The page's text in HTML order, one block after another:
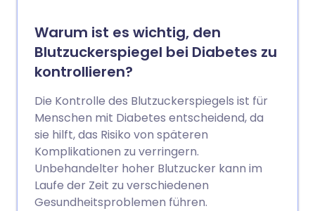
Warum ist es wichtig, den
Blutzuckerspiegel bei Diabetes zu
kontrollieren?
Die Kontrolle des Blutzuckerspiegels ist für
Menschen mit Diabetes entscheidend, da
sie hilft, das Risiko von späteren
Komplikationen zu verringern.
Unbehandelter hoher Blutzucker kann im
Laufe der Zeit zu verschiedenen
Gesundheitsproblemen führen.